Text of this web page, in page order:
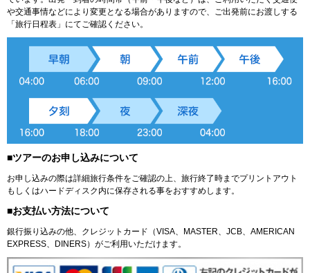
や交通事情などにより変更となる場合がありますので、ご出発前にお渡しする
「旅行日程表」にてご確認ください。
■ツアーのお申し込みについて
お申し込みの際は詳細旅行条件をご確認の上、旅行終了時までプリントアウト
もしくはハードディスク内に保存される事をおすすめします。
■お支払い方法について
銀行振り込みの他、クレジットカード（VISA、MASTER、JCB、AMERICAN
EXPRESS、DINERS）がご利用いただけます。